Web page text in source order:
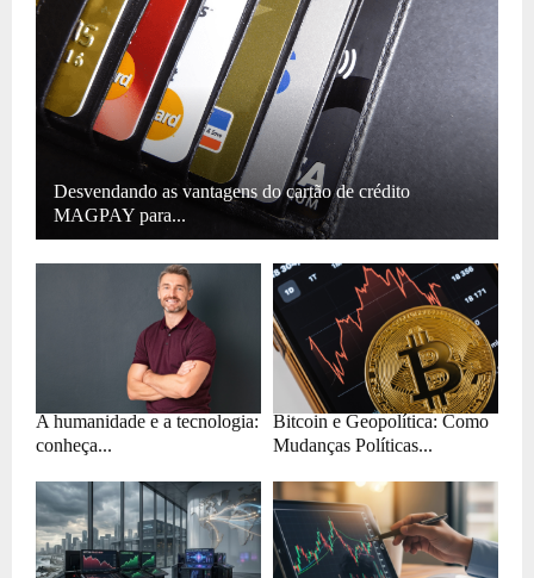
Desvendando as vantagens do cartão de crédito
MAGPAY para...
A humanidade e a tecnologia:
conheça...
Bitcoin e Geopolítica: Como
Mudanças Políticas...